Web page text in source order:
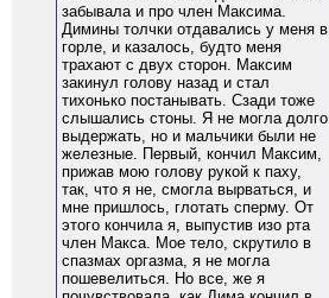
забывала и про член Максима.
Димины толчки отдавались у меня в
горле, и казалось, будто меня
трахают с двух сторон. Максим
закинул голову назад и стал
тихонько постанывать. Сзади тоже
слышались стоны. Я не могла долго
выдержать, но и мальчики были не
железные. Первый, кончил Максим,
прижав мою голову рукой к паху,
так, что я не, смогла вырваться, и
мне пришлось, глотать сперму. От
этого кончила я, выпустив изо рта
член Макса. Мое тело, скрутило в
спазмах оргазма, я не могла
пошевелиться. Но все, же я